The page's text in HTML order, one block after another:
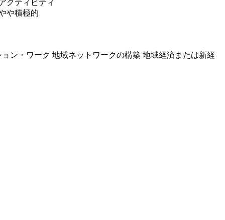
クティビティ
や積極的
ン・ワーク 地域ネットワークの構築 地域経済または新経